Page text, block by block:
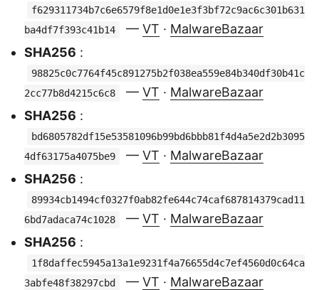
f629311734b7c6e6579f8e1d0e1e3f3bf72c9ac6c301b631
ba4df7f393c41b14
— VT · MalwareBazaar
SHA256 :
98825c0c7764f45c891275b2f038ea559e84b340df30b41c
2cc77b8d4215c6c8
— VT · MalwareBazaar
SHA256 :
bd6805782df15e53581096b99bd6bbb81f4d4a5e2d2b3095
4df63175a4075be9
— VT · MalwareBazaar
SHA256 :
89934cb1494cf0327f0ab82fe644c74caf687814379cad11
6bd7adaca74c1028
— VT · MalwareBazaar
SHA256 :
1f8daffec5945a13a1e9231f4a76655d4c7ef4560d0c64ca
3abfe48f38297cbd
— VT · MalwareBazaar